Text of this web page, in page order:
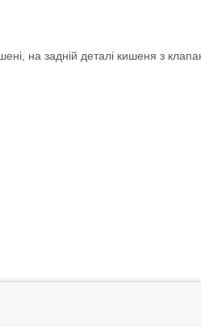
на задній деталі кишеня з